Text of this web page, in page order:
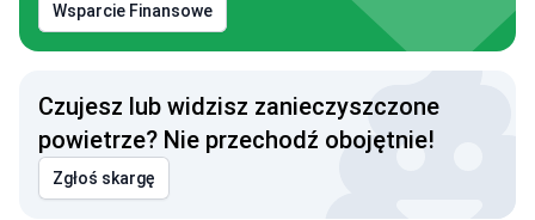
Wsparcie Finansowe
Czujesz lub widzisz zanieczyszczone
powietrze? Nie przechodź obojętnie!
Zgłoś skargę